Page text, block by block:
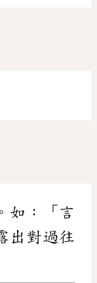
如：「言
出對過往